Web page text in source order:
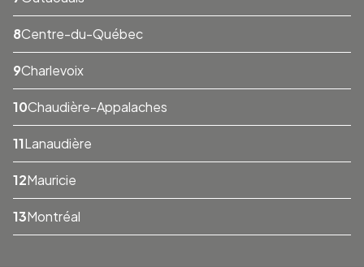
Centre-du-Québec
Charlevoix
Chaudière-Appalaches
Lanaudière
Mauricie
Montréal